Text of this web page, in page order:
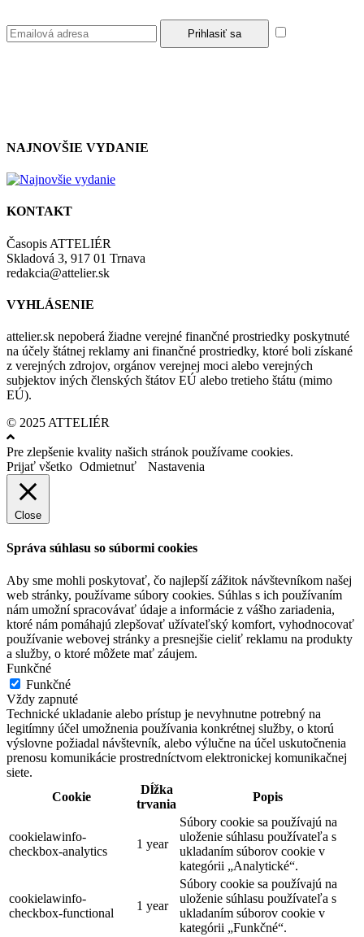
NAJNOVŠIE VYDANIE
KONTAKT
Časopis ATTELIÉR
Skladová 3, 917 01 Trnava
redakcia@attelier.sk
VYHLÁSENIE
attelier.sk nepoberá žiadne verejné finančné prostriedky poskytnuté
na účely štátnej reklamy ani finančné prostriedky, ktoré boli získané
z verejných zdrojov, orgánov verejnej moci alebo verejných
subjektov iných členských štátov EÚ alebo tretieho štátu (mimo
EÚ).
© 2025 ATTELIÉR
Pre zlepšenie kvality našich stránok používame cookies.
Prijať všetko Odmietnuť Nastavenia
Close
Správa súhlasu so súbormi cookies
Aby sme mohli poskytovať, čo najlepší zážitok návštevníkom našej
web stránky, používame súbory cookies. Súhlas s ich používaním
nám umožní spracovávať údaje a informácie z vášho zariadenia,
ktoré nám pomáhajú zlepšovať užívateľský komfort, vyhodnocovať
používanie webovej stránky a presnejšie cieliť reklamu na produkty
a služby, o ktoré môžete mať záujem.
Funkčné
Funkčné
Vždy zapnuté
Technické ukladanie alebo prístup je nevyhnutne potrebný na
legitímny účel umožnenia používania konkrétnej služby, o ktorú
výslovne požiadal návštevník, alebo výlučne na účel uskutočnenia
prenosu komunikácie prostredníctvom elektronickej komunikačnej
siete.
Cookie
Dĺžka
trvania
Popis
cookielawinfo-
checkbox-analytics
1 year
Súbory cookie sa používajú na
uloženie súhlasu používateľa s
ukladaním súborov cookie v
kategórii „Analytické“.
cookielawinfo-
checkbox-functional
1 year
Súbory cookie sa používajú na
uloženie súhlasu používateľa s
ukladaním súborov cookie v
kategórii „Funkčné“.